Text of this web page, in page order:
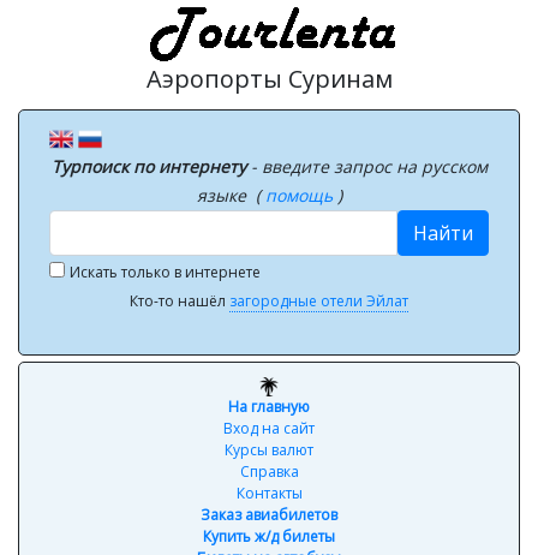
Аэропорты Суринам
Турпоиск по интернету- введите запрос на русском
языке (помощь )
Найти
Искать только в интернете
Кто-то нашёл загородные отели Эйлат
На главную
Вход на сайт
Курсы валют
Справка
Контакты
Заказ авиабилетов
Купить ж/д билеты